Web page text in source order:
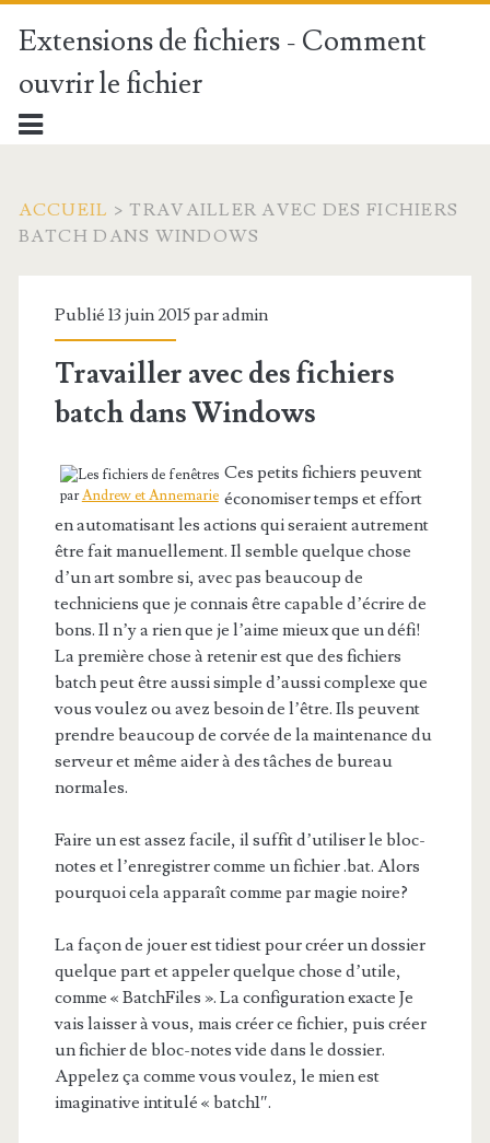
Extensions de fichiers - Comment
ouvrir le fichier
ACCUEIL > TRAVAILLER AVEC DES FICHIERS
BATCH DANS WINDOWS
Publié 13 juin 2015 paradmin
Travailler avec des fichiers
batch dans Windows
parAndrew et Annemarie
Ces petits fichiers peuvent
économiser temps et effort
en automatisant les actions qui seraient autrement
être fait manuellement. Il semble quelque chose
d’un art sombre si, avec pas beaucoup de
techniciens que je connais être capable d’écrire de
bons. Il n’y a rien que je l’aime mieux que un défi!
La première chose à retenir est que des fichiers
batch peut être aussi simple d’aussi complexe que
vous voulez ou avez besoin de l’être. Ils peuvent
prendre beaucoup de corvée de la maintenance du
serveur et même aider à des tâches de bureau
normales.
Faire un est assez facile, il suffit d’utiliser le bloc-
notes et l’enregistrer comme un fichier .bat. Alors
pourquoi cela apparaît comme par magie noire?
La façon de jouer est tidiest pour créer un dossier
quelque part et appeler quelque chose d’utile,
comme « BatchFiles ». La configuration exacte Je
vais laisser à vous, mais créer ce fichier, puis créer
un fichier de bloc-notes vide dans le dossier.
Appelez ça comme vous voulez, le mien est
imaginative intitulé « batch1″.